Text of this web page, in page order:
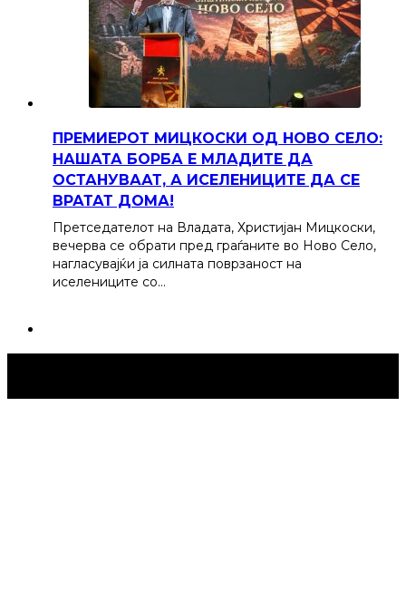
ПРЕМИЕРОТ МИЦКОСКИ ОД НОВО СЕЛО:
НАШАТА БОРБА Е МЛАДИТЕ ДА
ОСТАНУВААТ, А ИСЕЛЕНИЦИТЕ ДА СЕ
ВРАТАТ ДОМА!
Претседателот на Владата, Христијан Мицкоски,
вечерва се обрати пред граѓаните во Ново Село,
нагласувајќи ја силната поврзаност на
иселениците со…